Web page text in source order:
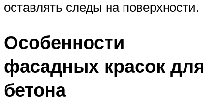
оставлять следы на поверхности.
Особенности
фасадных красок для
бетона